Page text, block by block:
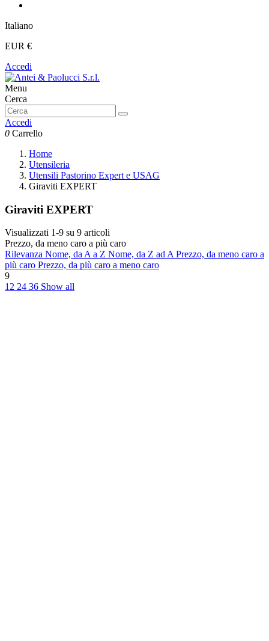
Italiano
EUR €
Accedi
Menu
Cerca
Accedi
0 Carrello
Home
Utensileria
Utensili Pastorino Expert e USAG
Giraviti EXPERT
Giraviti EXPERT
Visualizzati 1-9 su 9 articoli
Prezzo, da meno caro a più caro
Rilevanza Nome, da A a Z Nome, da Z ad APrezzo, da meno caro a
più caro Prezzo, da più caro a meno caro
9
12 24 36 Show all